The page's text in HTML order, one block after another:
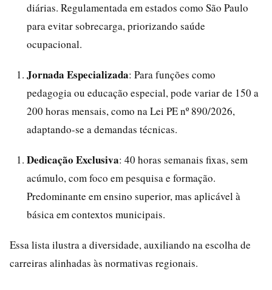
diárias. Regulamentada em estados como São Paulo
para evitar sobrecarga, priorizando saúde
ocupacional.
Jornada Especializada: Para funções como
pedagogia ou educação especial, pode variar de 150 a
200 horas mensais, como na Lei PE nº 890/2026,
adaptando-se a demandas técnicas.
Dedicação Exclusiva: 40 horas semanais fixas, sem
acúmulo, com foco em pesquisa e formação.
Predominante em ensino superior, mas aplicável à
básica em contextos municipais.
Essa lista ilustra a diversidade, auxiliando na escolha de
carreiras alinhadas às normativas regionais.